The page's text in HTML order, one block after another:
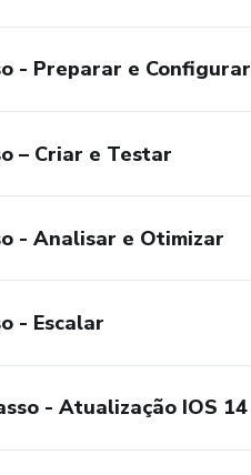
- Preparar e Configurar
– Criar e Testar
- Analisar e Otimizar
- Escalar
- Atualização IOS 14